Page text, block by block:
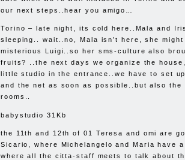
our next steps..hear you amigo…
Torino – late night, its cold here..Mala and
sleeping.. wait..no, Mala isn’t here, she
misterious Luigi..so her sms-culture also
fruits? ..the next days we organize the
little studio in the entrance..we have to set
and the net as soon as possible..but also the
rooms..
babystudio 31Kb
the 11th and 12th of 01 Teresa and omi are
Sicario, where Michelangelo and Maria have
where all the citta-staff meets to talk about